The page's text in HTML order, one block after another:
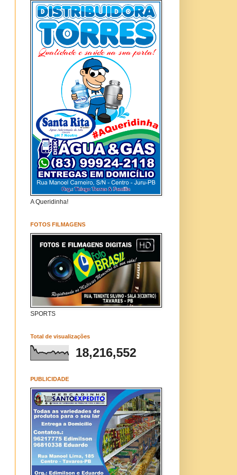
A Queridinha!
FOTOS FILMAGENS
SPORTS
Total de visualizações
18,216,552
PUBLICIDADE